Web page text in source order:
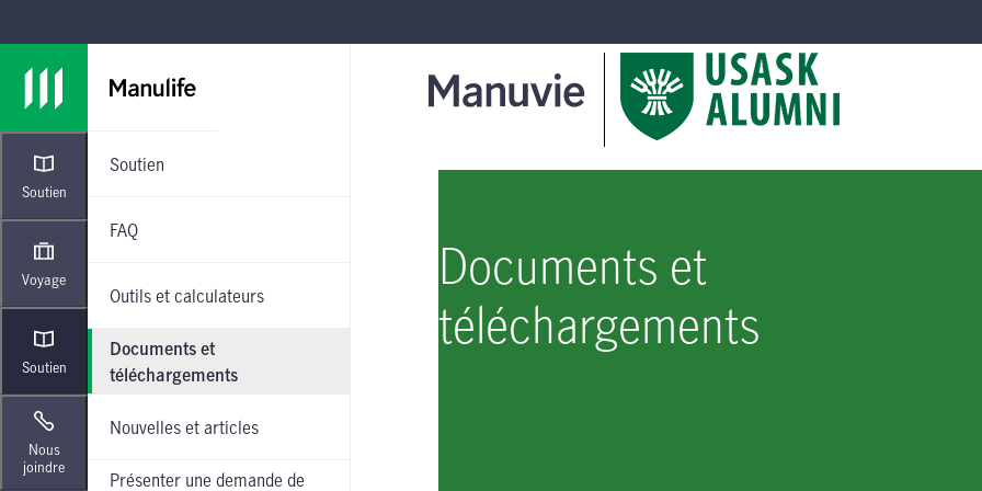
Soutien
Voyage
Soutien
Soutien
FAQ
Outils et calculateurs
Documents et
téléchargements
Nouvelles et articles
Présenter une demande de
Nous
joindre
Documents et
téléchargements